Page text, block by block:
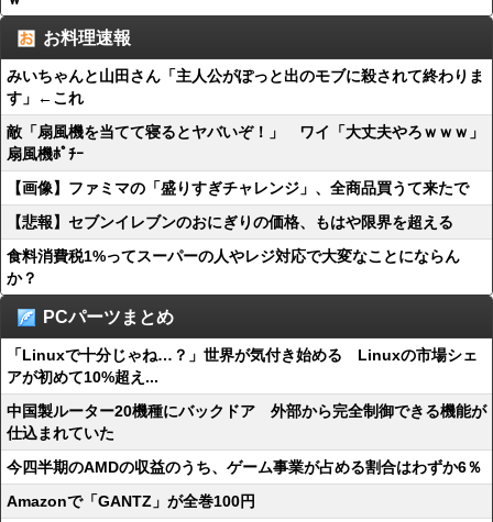
お料理速報
みいちゃんと山田さん「主人公がぽっと出のモブに殺されて終わりま
す」←これ
敵「扇風機を当てて寝るとヤバいぞ！」 ワイ「大丈夫やろｗｗｗ」
扇風機ﾎﾟﾁｰ
【画像】ファミマの「盛りすぎチャレンジ」、全商品買うて来たで
【悲報】セブンイレブンのおにぎりの価格、もはや限界を超える
食料消費税1%ってスーパーの人やレジ対応で大変なことにならん
か？
PCパーツまとめ
「Linuxで十分じゃね…？」世界が気付き始める Linuxの市場シェ
アが初めて10%超え...
中国製ルーター20機種にバックドア 外部から完全制御できる機能が
仕込まれていた
今四半期のAMDの収益のうち、ゲーム事業が占める割合はわずか6％
Amazonで「GANTZ」が全巻100円